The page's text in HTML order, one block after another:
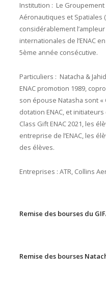
Institution : Le
Aéronautiques et Spatiales
considérablement
internationales de l’ENAC
5ème année consécutive.
Particuliers : Natacha &
ENAC promotion 1989,
son épouse Natasha sont
dotation ENAC, et
Class Gift ENAC 2021, les
entreprise de l’ENAC, les
des élèves.
Entreprises : ATR, Collins
Remise des bourses du
Remise des bourses